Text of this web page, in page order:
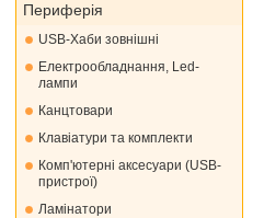
Периферія
USB-Хаби зовнішні
Електрообладнання, Led-
лампи
Канцтовари
Клавіатури та комплекти
Комп'ютерні аксесуари (USB-
пристрої)
Ламінатори